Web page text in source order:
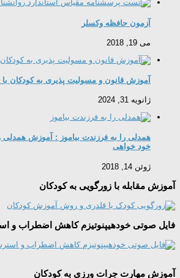
آزمون حافظه وکسلر
می 19, 2018
آموزش قانون و مسولیت پذیری به کودکان با
ژانویه 31, 2024
همدلی را به فرزندت بیاموز : آموزش
خود خواهی
ژوئن 14, 2018
آموزش مقابله با زورگویی به کودکان
فایل صوتی خودهیپنوتیزم کاهش اضطراب و
آموزش مهارت جرات ورزی به کودکان